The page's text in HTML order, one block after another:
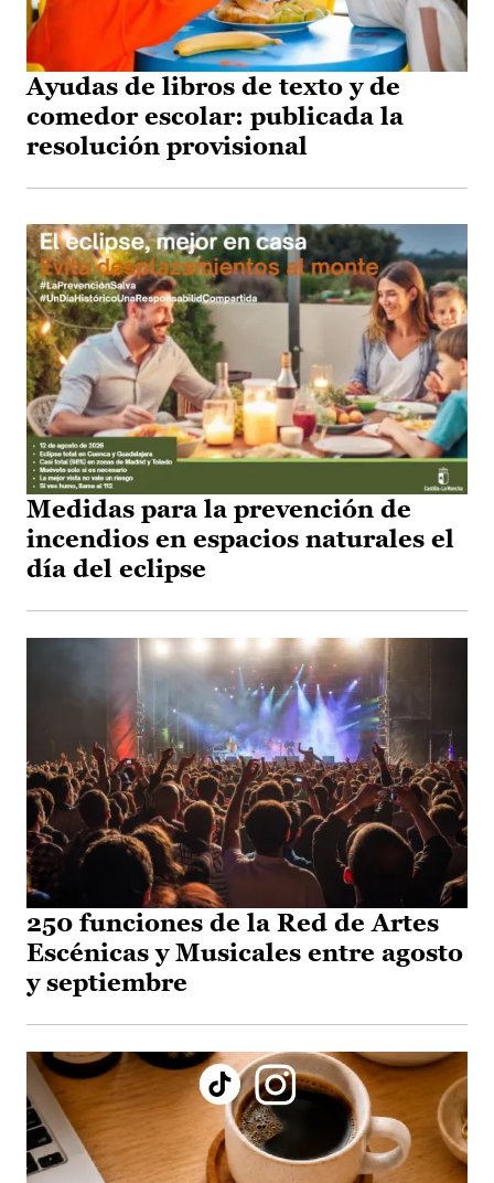
Ayudas de libros de texto y de
comedor escolar: publicada la
resolución provisional
Medidas para la prevención de
incendios en espacios naturales el
día del eclipse
250 funciones de la Red de Artes
Escénicas y Musicales entre agosto
y septiembre